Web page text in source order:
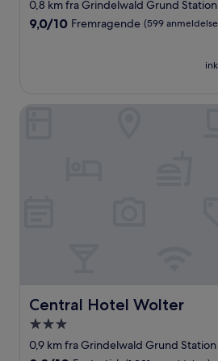
overnatningssted
0,8 km fra Grindelwald Grund Station
9.0
anmeldelser)
9,0/10 Fremragende (599
Central Hotel Wolter
Central Hotel Wolter
3.0-
stjernet
0,9 km fra Grindelwald Grund Station